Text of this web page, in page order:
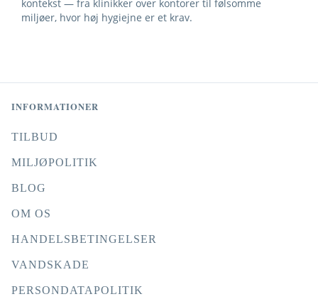
kontekst — fra klinikker over kontorer til følsomme
miljøer, hvor høj hygiejne er et krav.
INFORMATIONER
TILBUD
MILJØPOLITIK
BLOG
OM OS
HANDELSBETINGELSER
VANDSKADE
PERSONDATAPOLITIK